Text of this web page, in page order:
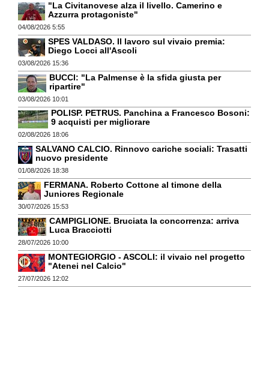
"La Civitanovese alza il livello. Camerino e
Azzurra protagoniste"
04/08/2026 5:55
SPES VALDASO. Il lavoro sul vivaio premia:
Diego Locci all'Ascoli
03/08/2026 15:36
BUCCI: "La Palmense è la sfida giusta per
ripartire"
03/08/2026 10:01
POLISP. PETRUS. Panchina a Francesco Bosoni:
9 acquisti per migliorare
02/08/2026 18:06
SALVANO CALCIO. Rinnovo cariche sociali: Trasatti
nuovo presidente
01/08/2026 18:38
FERMANA. Roberto Cottone al timone della
Juniores Regionale
30/07/2026 15:53
CAMPIGLIONE. Bruciata la concorrenza: arriva
Luca Bracciotti
28/07/2026 10:00
MONTEGIORGIO - ASCOLI: il vivaio nel progetto
"Atenei nel Calcio"
27/07/2026 12:02